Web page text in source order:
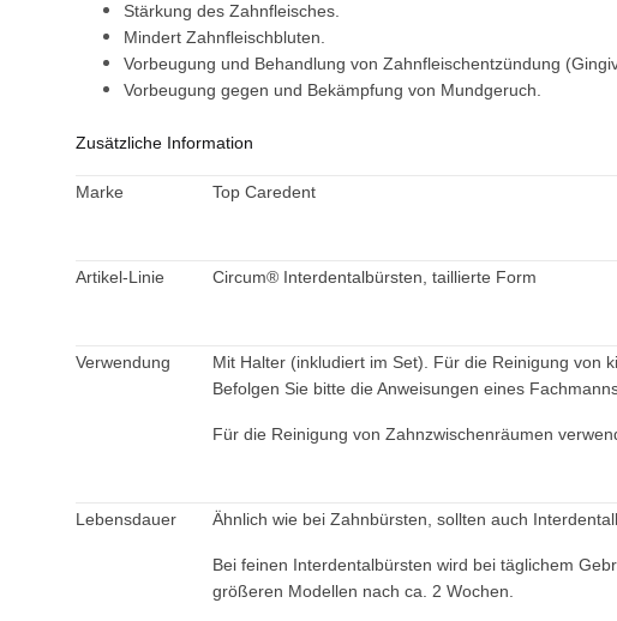
Stärkung des Zahnfleisches.
Mindert Zahnfleischbluten.
Vorbeugung und Behandlung von Zahnfleischentzündung
Vorbeugung gegen und Bekämpfung von Mundgeruch.
Zusätzliche Information
Marke Top Caredent
Artikel-Linie Circum® Interdentalbürsten, taillierte Form
Verwendung Mit Halter (inkludiert im Set). Für die Reinigung von
Befolgen Sie bitte die Anweisungen eines
Für die Reinigung von Zahnzwischenräumen
Lebensdauer Ähnlich wie bei Zahnbürsten, sollten auch
Bei feinen Interdentalbürsten wird bei täglichem
größeren Modellen nach ca. 2 Wochen.